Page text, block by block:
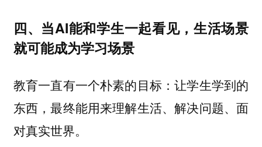
四、当AI能和学生一起看见，生活场景
就可能成为学习场景
教育一直有一个朴素的目标：让学生学到的
东西，最终能用来理解生活、解决问题、面
对真实世界。